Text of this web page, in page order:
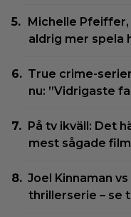
Michelle
aldrig mer spela
True crime-
nu: ”Vidrigaste
På tv ikväll: Det
mest sågade film
Joel Kinnaman
thrillerserie – se